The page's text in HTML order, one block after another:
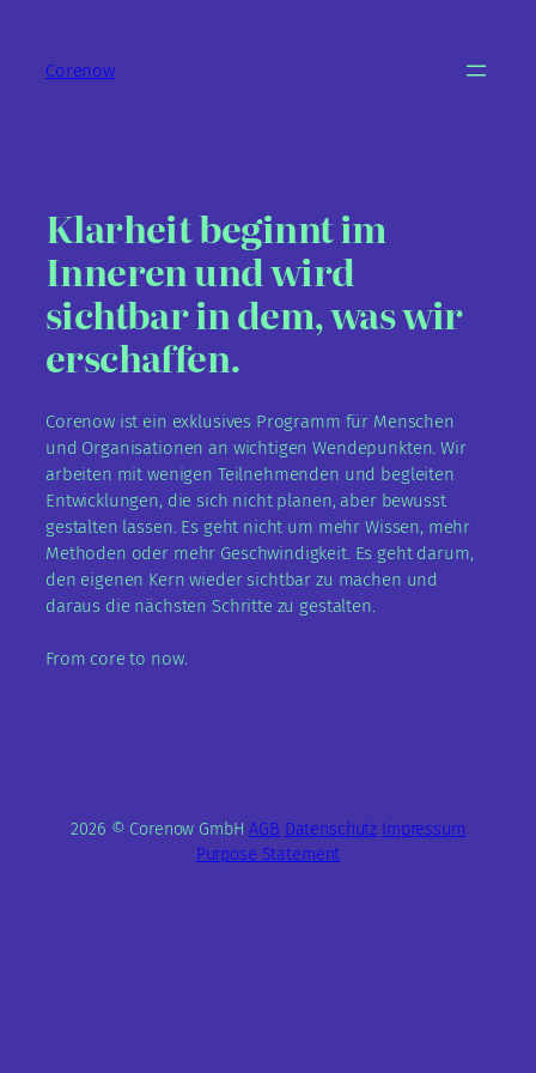
springenCorenow
Klarheit beginnt im
Inneren und wird
sichtbar in dem, was wir
erschaffen.
Corenow ist ein exklusives Programm für Menschen
und Organisationen an wichtigen Wendepunkten. Wir
arbeiten mit wenigen Teilnehmenden und begleiten
Entwicklungen, die sich nicht planen, aber bewusst
gestalten lassen. Es geht nicht um mehr Wissen, mehr
Methoden oder mehr Geschwindigkeit. Es geht darum,
den eigenen Kern wieder sichtbar zu machen und
daraus die nächsten Schritte zu gestalten.
From core to now.
2026 © Corenow GmbHAGB Datenschutz Impressum
Purpose Statement